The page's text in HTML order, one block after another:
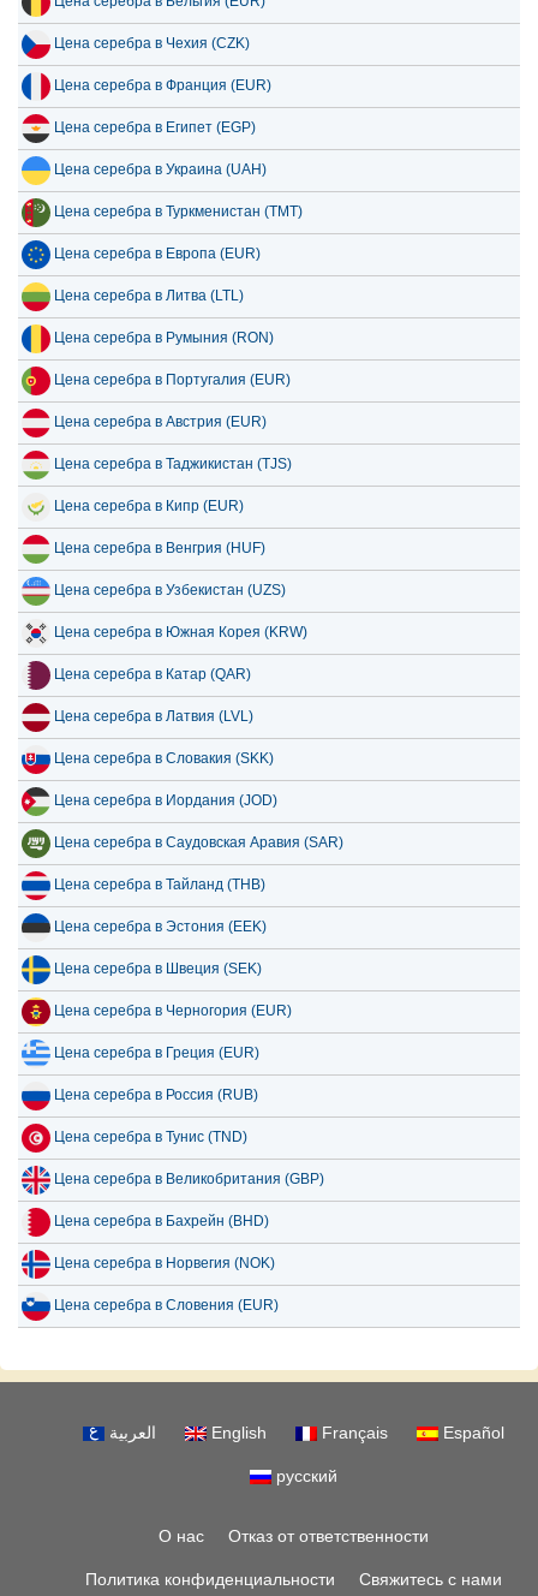
Цена серебра в Чехия (CZK)
Цена серебра в Франция (EUR)
Цена серебра в Египет (EGP)
Цена серебра в Украина (UAH)
Цена серебра в Туркменистан (TMT)
Цена серебра в Европа (EUR)
Цена серебра в Литва (LTL)
Цена серебра в Румыния (RON)
Цена серебра в Португалия (EUR)
Цена серебра в Австрия (EUR)
Цена серебра в Таджикистан (TJS)
Цена серебра в Кипр (EUR)
Цена серебра в Венгрия (HUF)
Цена серебра в Узбекистан (UZS)
Цена серебра в Южная Корея (KRW)
Цена серебра в Катар (QAR)
Цена серебра в Латвия (LVL)
Цена серебра в Словакия (SKK)
Цена серебра в Иордания (JOD)
Цена серебра в Саудовская Аравия (SAR)
Цена серебра в Тайланд (THB)
Цена серебра в Эстония (EEK)
Цена серебра в Швеция (SEK)
Цена серебра в Черногория (EUR)
Цена серебра в Греция (EUR)
Цена серебра в Россия (RUB)
Цена серебра в Тунис (TND)
Цена серебра в Великобритания (GBP)
Цена серебра в Бахрейн (BHD)
Цена серебра в Норвегия (NOK)
Цена серебра в Словения (EUR)
العربية English Français Español
русский
О нас Отказ от ответственности
Политика конфиденциальности Свяжитесь с нами